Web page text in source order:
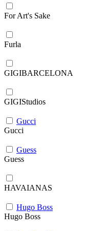
For Art's Sake
Furla
GIGIBARCELONA
GIGIStudios
Gucci
Gucci
Guess
Guess
HAVAIANAS
Hugo Boss
Hugo Boss